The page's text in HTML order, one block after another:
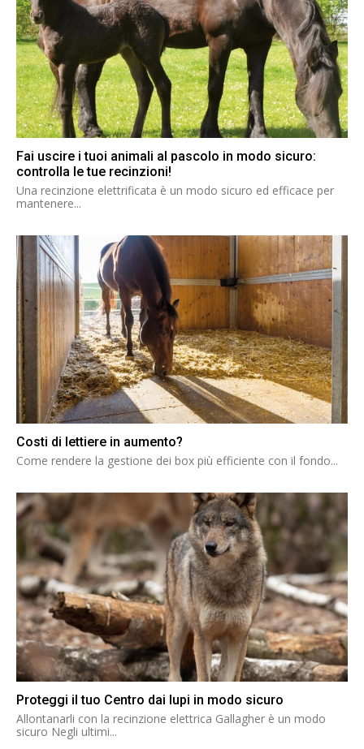
Fai uscire i tuoi animali al pascolo in modo sicuro:
controlla le tue recinzioni!
Una recinzione elettrificata è un modo sicuro ed efficace per
mantenere...
Costi di lettiere in aumento?
Come rendere la gestione dei box più efficiente con il fondo...
Proteggi il tuo Centro dai lupi in modo sicuro
Allontanarli con la recinzione elettrica Gallagher è un modo
sicuro Negli ultimi...